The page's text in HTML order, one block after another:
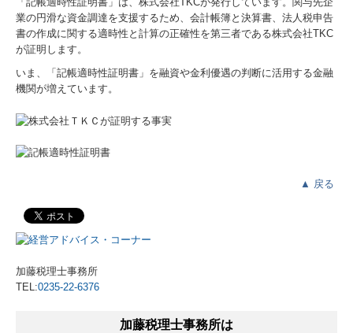
加藤税理士事務所
TEL:0235-22-6376
加藤税理士事務所は
業の円滑な資金調達を支援するため、会計帳簿と決算書、法人税申告
書の作成に関する適時性と計算の正確性を第三者である株式会社TKC
が証明します。
いま、「記帳適時性証明書」を融資や金利優遇の判断に活用する金融
機関が増えています。
▲ 戻る